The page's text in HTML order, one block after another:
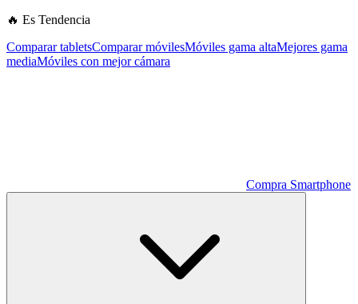
🔥 Es Tendencia
Comparar tabletsComparar móvilesMóviles gama altaMejores gama
mediaMóviles con mejor cámara
Compra Smartphone